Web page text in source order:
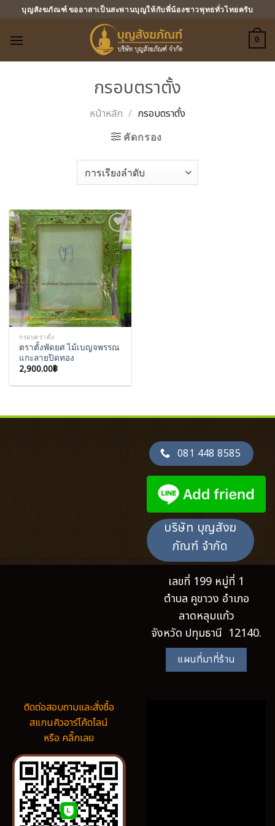
บุญสังฆภัณฑ์ ขออาสาเป็นสะพานบุญให้กับพี่น้องชาวพุทธทั่วไทยครับ
0
กรอบตราตั้ง
หน้าหลัก / กรอบตราตั้ง
คัดกรอง
Add to
Wishlist
กรอบตราตั้ง
ตราตั้งพัดยศ ไม้เบญจพรรณ
แกะลายปิดทอง
2,900.00฿
081 448 8585
บริษัท บุญสังฆ
ภัณฑ์ จำกัด
เลขที่ 199 หมู่ที่ 1
ตำบล คูขาวง อำเภอ
ลาดหลุมแก้ว
จังหวัด ปทุมธานี 12140.
แผนที่มาที่ร้าน
ติดต่อสอบถามและสั่งซื้อ
สแกนคิวอาร์โค้ดไลน์
หรือ คลิ๊กเลย